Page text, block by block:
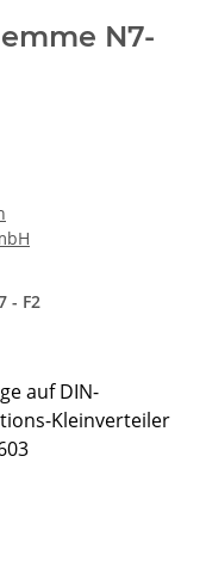
N7-
- F2
auf DIN-
Kleinverteiler